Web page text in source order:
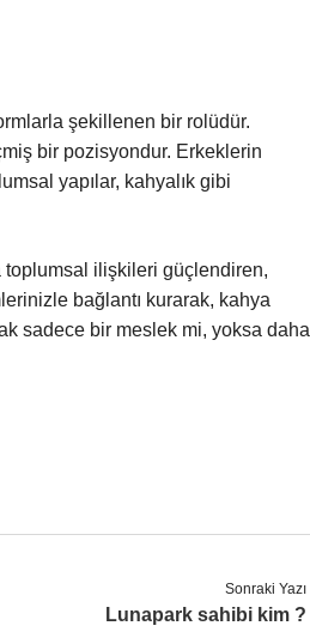
şekillenen bir rolüdür.
bir pozisyondur. Erkeklerin
yapılar, kahyalık gibi
toplumsal ilişkileri güçlendiren,
bağlantı kurarak, kahya
sadece bir meslek mi, yoksa daha
Sonraki Yazı
Lunapark sahibi kim ?